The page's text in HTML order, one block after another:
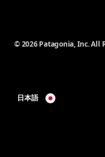
© 2026 Patagonia, Inc. All
日本語